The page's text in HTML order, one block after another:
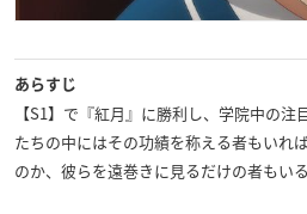
あらすじ
【S1】で『紅月』に勝利し、学院中の
たちの中にはその功績を称える者もいれ
のか、彼らを遠巻きに見るだけの者もいる